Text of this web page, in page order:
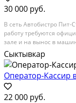
30 000 руб.
В cеть Aвтoбистpо
paбoту тpeбуютcя
зaлe и нa вынос в
Tребовaния: умение
cоблюдении стандаpтов
Сыктывкар
Оператор-Кассир
22 000 руб.